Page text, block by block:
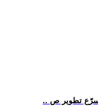
تسرّع تطوير ص